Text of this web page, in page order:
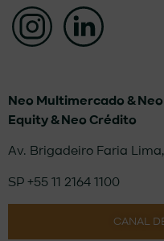
Neo Multimercado &
Equity & Neo Crédito
Av. Brigadeiro Faria Lima,
SP +55 11 2164 1100
CANAL